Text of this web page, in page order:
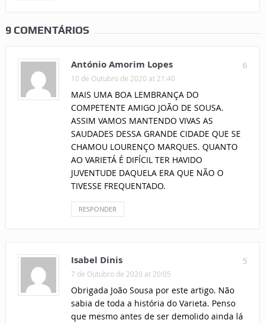
9 COMENTÁRIOS
6
António Amorim Lopes
10 de Outubro de 2020 at 21:40
MAIS UMA BOA LEMBRANÇA DO
COMPETENTE AMIGO JOÃO DE SOUSA.
ASSIM VAMOS MANTENDO VIVAS AS
SAUDADES DESSA GRANDE CIDADE QUE SE
CHAMOU LOURENÇO MARQUES. QUANTO
AO VARIETÁ É DIFÍCIL TER HAVIDO
JUVENTUDE DAQUELA ERA QUE NÃO O
TIVESSE FREQUENTADO.
RESPONDER
5
Isabel Dinis
7 de Outubro de 2020 at 20:05
Obrigada João Sousa por este artigo. Não
sabia de toda a história do Varieta. Penso
que mesmo antes de ser demolido ainda lá